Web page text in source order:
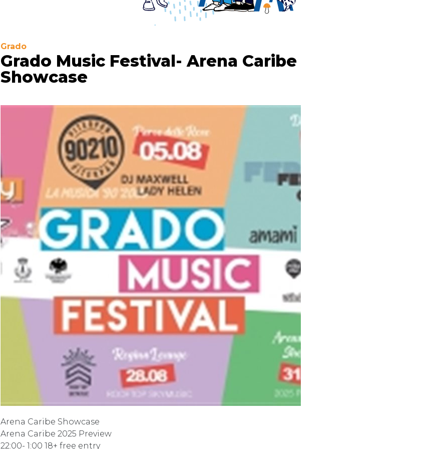
Grado
Grado Music Festival- Arena Caribe
Showcase
Arena Caribe Showcase
Arena Caribe 2025 Preview
22:00- 1:00 18+ free entry